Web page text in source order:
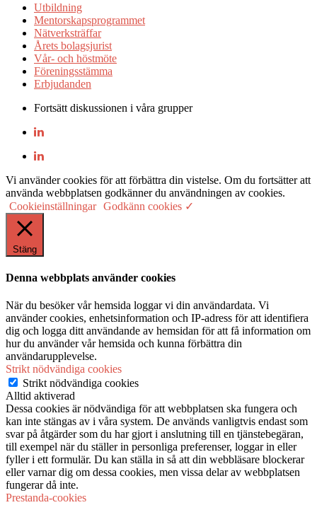
Utbildning
Mentorskapsprogrammet
Nätverksträffar
Årets bolagsjurist
Vår- och höstmöte
Föreningsstämma
Erbjudanden
Fortsätt diskussionen i våra grupper
Vi använder cookies för att förbättra din vistelse. Om du fortsätter att
använda webbplatsen godkänner du användningen av cookies.
Cookieinställningar Godkänn cookies ✓
Stäng
Denna webbplats använder cookies
När du besöker vår hemsida loggar vi din användardata. Vi
använder cookies, enhetsinformation och IP-adress för att identifiera
dig och logga ditt användande av hemsidan för att få information om
hur du använder vår hemsida och kunna förbättra din
användarupplevelse.
Strikt nödvändiga cookies
Strikt nödvändiga cookies
Alltid aktiverad
Dessa cookies är nödvändiga för att webbplatsen ska fungera och
kan inte stängas av i våra system. De används vanligtvis endast som
svar på åtgärder som du har gjort i anslutning till en tjänstebegäran,
till exempel när du ställer in personliga preferenser, loggar in eller
fyller i ett formulär. Du kan ställa in så att din webbläsare blockerar
eller varnar dig om dessa cookies, men vissa delar av webbplatsen
fungerar då inte.
Prestanda-cookies